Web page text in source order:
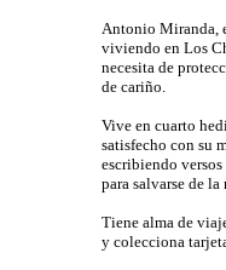
Antonio Miranda,
viviendo en Los
necesita de
de cariño.
Vive en cuarto
satisfecho con su
escribiendo
para salvarse de la
Tiene alma de
y colecciona